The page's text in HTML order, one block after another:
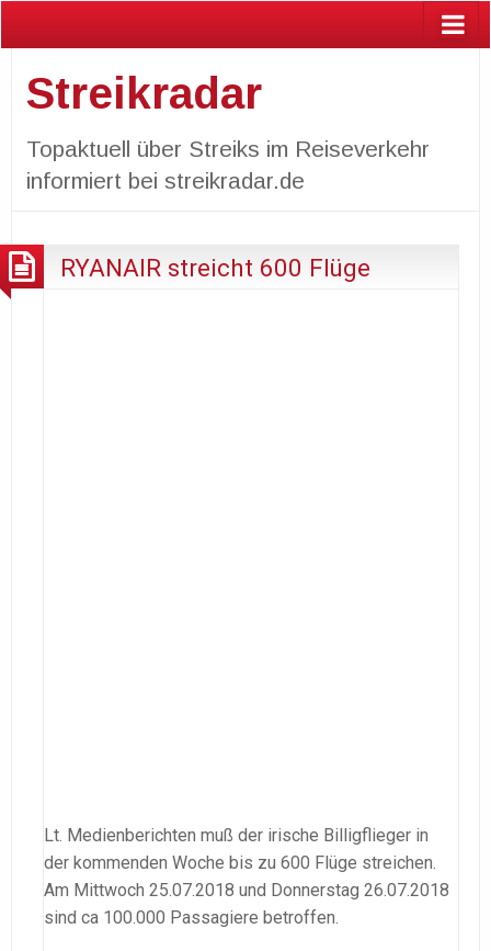
Streikradar
Topaktuell über Streiks im Reiseverkehr
informiert bei streikradar.de
RYANAIR streicht 600 Flüge
Lt. Medienberichten muß der irische Billigflieger in
der kommenden Woche bis zu 600 Flüge streichen.
Am Mittwoch 25.07.2018 und Donnerstag 26.07.2018
sind ca 100.000 Passagiere betroffen.